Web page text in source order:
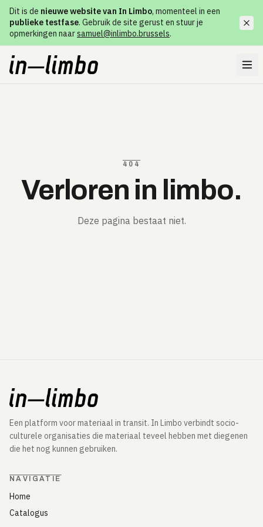
Dit is de nieuwe website van In Limbo, momenteel in een
publieke testfase. Gebruik de site gerust en stuur je
opmerkingen naarsamuel@inlimbo.brussels.
404
Verloren in limbo.
Deze pagina bestaat niet.
Een platform voor materiaal in transit. In Limbo verbindt socio-
culturele organisaties die materiaal teveel hebben met diegenen
die het nog kunnen gebruiken.
NAVIGATIE
Home
Catalogus